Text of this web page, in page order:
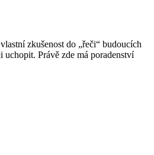
zkušenost do „řeči“ budoucích
Právě zde má poradenství